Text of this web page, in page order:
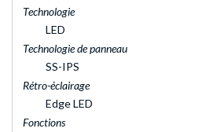
Technologie
LED
Technologie de panneau
SS-IPS
Rétro-éclairage
Edge LED
Fonctions